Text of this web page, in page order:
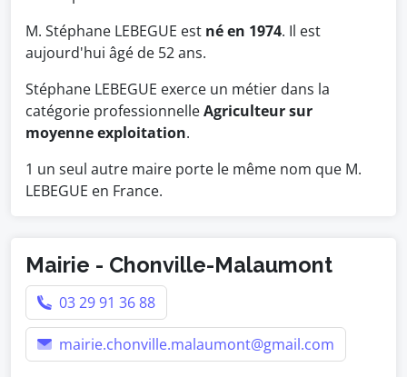
M. Stéphane LEBEGUE est né en 1974. Il est
aujourd'hui âgé de 52 ans.
Stéphane LEBEGUE exerce un métier dans la
catégorie professionnelleAgriculteur sur
moyenne exploitation.
1 un seul autre maire porte le même nom que M.
LEBEGUE en France.
Mairie - Chonville-Malaumont
03 29 91 36 88
mairie.chonville.malaumont@gmail.com